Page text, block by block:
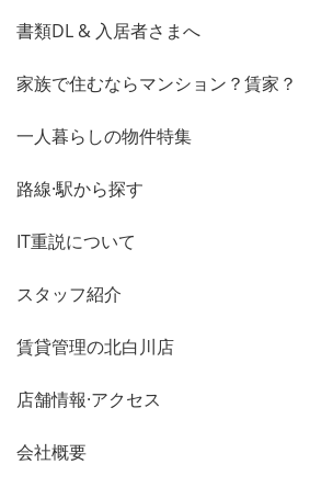
書類DL & 入居者さまへ
家族で住むならマンション？賃家？
一人暮らしの物件特集
路線·駅から探す
IT重説について
スタッフ紹介
賃貸管理の北白川店
店舗情報·アクセス
会社概要